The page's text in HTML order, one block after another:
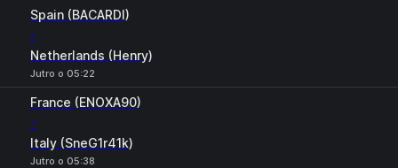
Spain (BACARDI)
-
Netherlands (Henry)
Jutro o 05:22
France (ENOXA90)
-
Italy (SneG1r41k)
Jutro o 05:38